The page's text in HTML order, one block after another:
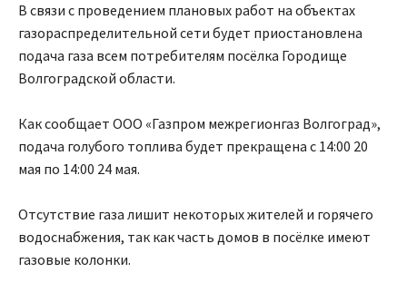
В связи с проведением плановых работ на объектах
газораспределительной сети будет приостановлена
подача газа всем потребителям посёлка Городище
Волгоградской области.
Как сообщает ООО «Газпром межрегионгаз Волгоград»,
подача голубого топлива будет прекращена с 14:00 20
мая по 14:00 24 мая.
Отсутствие газа лишит некоторых жителей и горячего
водоснабжения, так как часть домов в посёлке имеют
газовые колонки.